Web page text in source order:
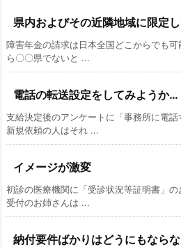
県内およびその近隣地域に限定
障害年金の請求は日本全国どこからでも
ら〇〇県でないと ...
電話の転送設定をしてみようか…
支給決定後のアンケートに「事務所に電話
新規依頼の人はそれ ...
イメージが激変
初診の医療機関に「受診状況等証明書」の
受付のお姉さんは ...
納付要件ばかりはどうにもなら